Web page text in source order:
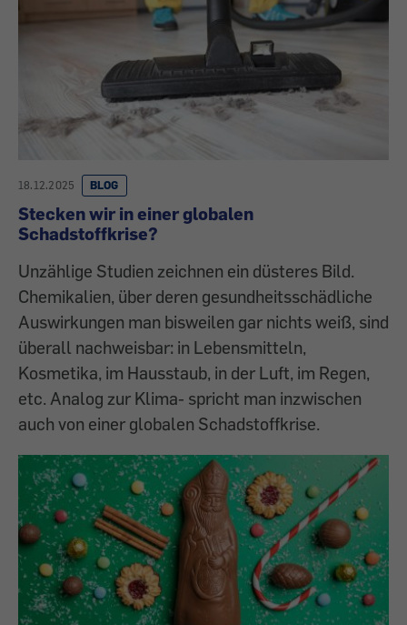
18.12.2025 BLOG
Stecken wir in einer globalen
Schadstoffkrise?
Unzählige Studien zeichnen ein düsteres Bild.
Chemikalien, über deren gesundheitsschädliche
Auswirkungen man bisweilen gar nichts weiß, sind
überall nachweisbar: in Lebensmitteln,
Kosmetika, im Hausstaub, in der Luft, im Regen,
etc. Analog zur Klima- spricht man inzwischen
auch von einer globalen Schadstoffkrise.